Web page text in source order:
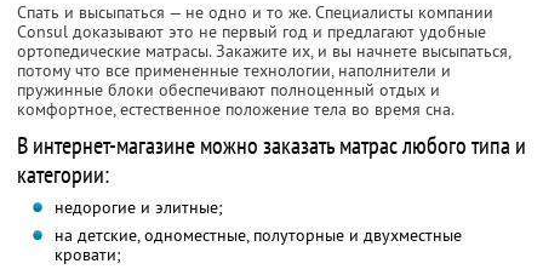
Спать и высыпаться — не одно и то же. Специалисты компании
Consul доказывают это не первый год и предлагают удобные
ортопедические матрасы. Закажите их, и вы начнете высыпаться,
потому что все примененные технологии, наполнители и
пружинные блоки обеспечивают полноценный отдых и
комфортное, естественное положение тела во время сна.
В интернет-магазине можно заказать матрас любого типа и
категории:
недорогие и элитные;
на детские, одноместные, полуторные и двухместные
кровати;